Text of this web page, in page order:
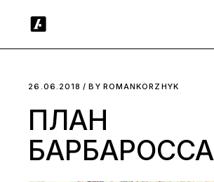
26.06.2018 BY ROMANKORZHYK
ПЛАН
БАРБАРОССА